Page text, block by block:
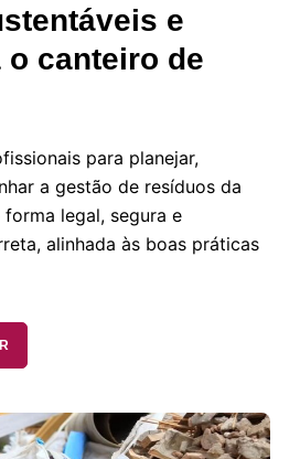
e
o canteiro de
para planejar,
a gestão de resíduos da
legal, segura e
alinhada às boas práticas